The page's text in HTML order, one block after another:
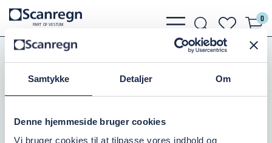
Samtykke Detaljer Om
Denne hjemmeside bruger cookies
Vi bruger cookies til at tilpasse vores indhold og
PARTOF VESTUM
bars
light
search
light
heart 0
PEDROLLO 3"SRM 4/17 DYKPUMPE
0,75KW/3X400V
Varenr.:
501316510
På lager: 1